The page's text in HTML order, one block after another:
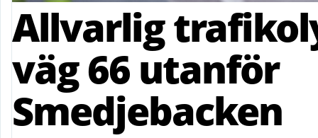
Allvarlig
väg 66 utanför
Smedjebacken